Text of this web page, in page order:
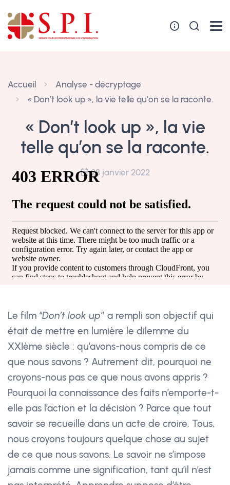
Accueil
Analyse - décryptage
« Don’t look up », la vie telle qu’on se la raconte.
« Don’t look up », la vie
telle qu’on se la raconte.
28 janvier 2022
Le film “Don’t look up” a rempli son objectif qui
était de mettre en lumière le dilemme du
XXIème siècle : qu’avons-nous compris de ce
que nous savons ? Autrement dit, pourquoi ne
croyons-nous pas ce que nous avons appris ?
Pourquoi la connaissance des faits n’emporte-t-
elle pas l’action et la décision ? Parce que tout
savoir se recueille dans un acte de croire. Tous,
nous croyons toujours quelque chose au sujet
de ce que nous savons. Le savoir ne s’impose
jamais comme une signification, tant qu’il n’est